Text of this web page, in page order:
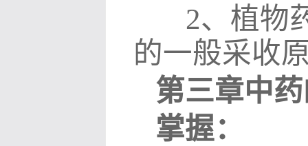
2、植物
的一般采收
第三章中
掌握：